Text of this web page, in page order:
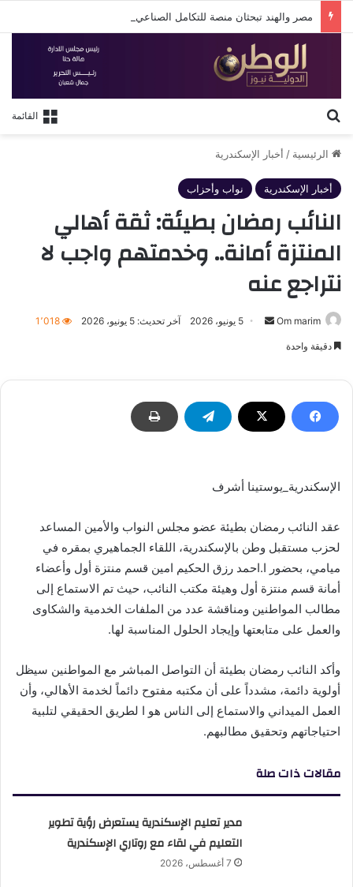
القائمة
الرئيسية / أخبار الإسكندرية
أخبار الإسكندرية نواب وأحزاب
النائب رمضان بطيئة: ثقة أهالي
المنتزة أمانة.. وخدمتهم واجب لا
نتراجع عنه
Om marim
أرسل 5 يونيو، 2026 آخر تحديث: 5 يونيو، 2026 1٬018
دقيقة واحدة
الإسكندرية_يوستينا أشرف
عقد النائب رمضان بطيئة عضو مجلس النواب والأمين المساعد
لحزب مستقبل وطن بالإسكندرية، اللقاء الجماهيري بمقره في
ميامي، بحضور ا.احمد رزق الحكيم امين قسم منتزة أول وأعضاء
أمانة قسم منتزة أول وهيئة مكتب النائب، حيث تم الاستماع إلى
مطالب المواطنين ومناقشة عدد من الملفات الخدمية والشكاوى
والعمل على متابعتها وإيجاد الحلول المناسبة لها.
وأكد النائب رمضان بطيئة أن التواصل المباشر مع المواطنين سيظل
أولوية دائمة، مشدداً على أن مكتبه مفتوح دائماً لخدمة الأهالي، وأن
العمل الميداني والاستماع إلى الناس هو ا لطريق الحقيقي لتلبية
احتياجاتهم وتحقيق مطالبهم.
مقالات ذات صلة
مدير تعليم الإسكندرية يستعرض رؤية تطوير
التعليم في لقاء مع روتاري الإسكندرية
7 أغسطس، 2026